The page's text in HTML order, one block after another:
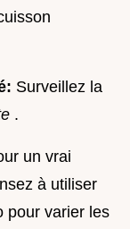
Surveillez la
.
un vrai
à utiliser
pour varier les